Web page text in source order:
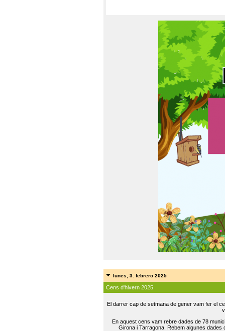
lunes, 3. febrero 2025
Cens d'hivern 2025
El darrer cap de setmana de gener vam fer el
En aquest cens vam rebre dades de 78
Girona i Tarragona. Rebem algunes